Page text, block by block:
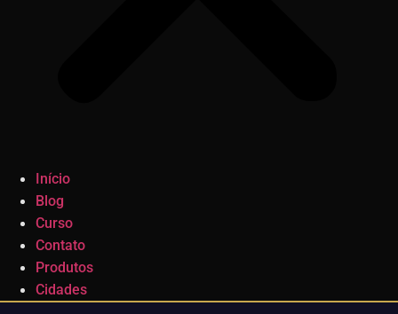
Início
Blog
Curso
Contato
Produtos
Cidades